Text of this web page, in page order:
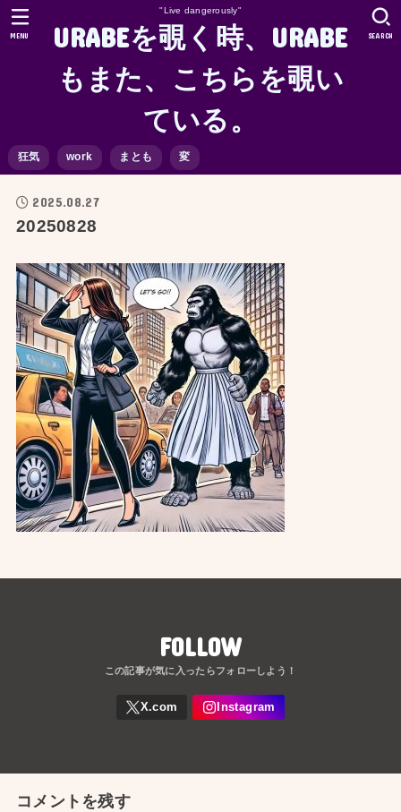
"Live dangerously"
URABEを覗く時、URABE
もまた、こちらを覗い
ている。
狂気 work まとも 変
SEARCH
MENU
2025.08.27
20250828
FOLLOW
コメントを残す